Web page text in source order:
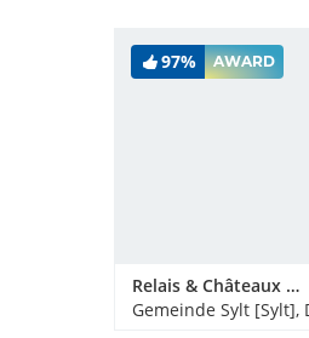
97% AWARD
Relais & Châteaux Landhaus Stricker
Gemeinde Sylt [Sylt],